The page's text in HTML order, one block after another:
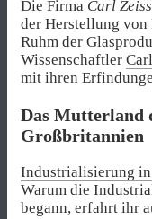
Die Firma Carl Zeiss
der Herstellung
Ruhm der
Wissenschaftler
mit ihren
Das Mutterland
Großbritannien
Industrialisierung
Warum die
begann, erfahrt ihr